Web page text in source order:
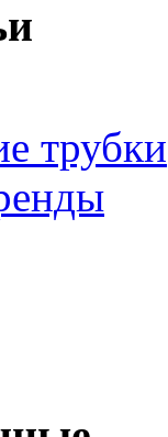
трубки